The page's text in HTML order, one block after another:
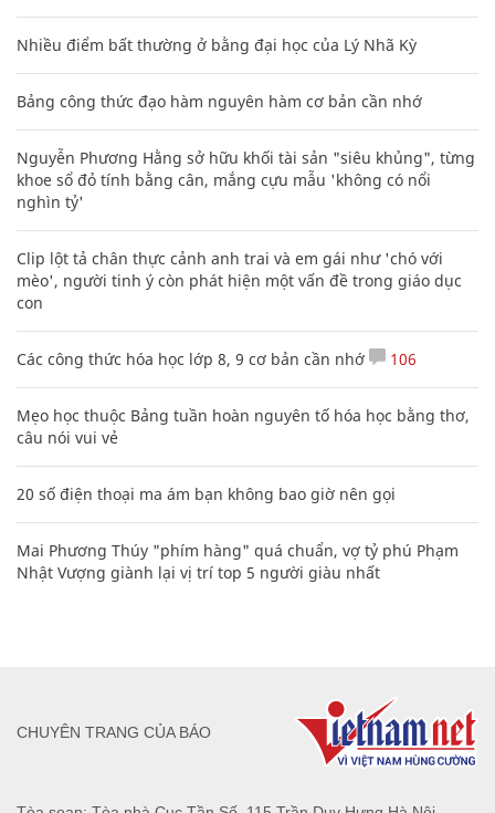
Nhiều điểm bất thường ở bằng đại học của Lý Nhã Kỳ
Bảng công thức đạo hàm nguyên hàm cơ bản cần nhớ
Nguyễn Phương Hằng sở hữu khối tài sản "siêu khủng", từng
khoe sổ đỏ tính bằng cân, mắng cựu mẫu 'không có nổi
nghìn tỷ'
Clip lột tả chân thực cảnh anh trai và em gái như 'chó với
mèo', người tinh ý còn phát hiện một vấn đề trong giáo dục
con
Các công thức hóa học lớp 8, 9 cơ bản cần nhớ 106
Mẹo học thuộc Bảng tuần hoàn nguyên tố hóa học bằng thơ,
câu nói vui vẻ
20 số điện thoại ma ám bạn không bao giờ nên gọi
Mai Phương Thúy "phím hàng" quá chuẩn, vợ tỷ phú Phạm
Nhật Vượng giành lại vị trí top 5 người giàu nhất
CHUYÊN TRANG CỦA BÁO